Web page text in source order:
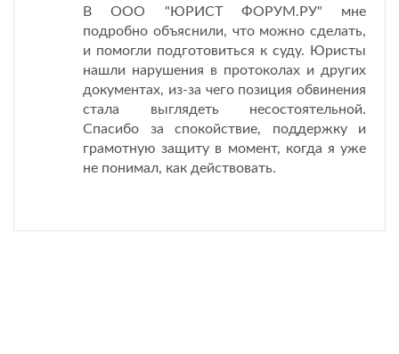
В ООО "ЮРИСТ ФОРУМ.РУ" мне
подробно объяснили, что можно сделать,
и помогли подготовиться к суду. Юристы
нашли нарушения в протоколах и других
документах, из-за чего позиция обвинения
стала выглядеть несостоятельной.
Спасибо за спокойствие, поддержку и
грамотную защиту в момент, когда я уже
не понимал, как действовать.